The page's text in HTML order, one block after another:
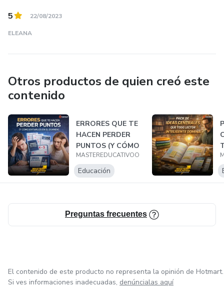
5 22/08/2023
ELEANA
Otros productos de quien creó este
contenido
ERRORES QUE TE
HACEN PERDER
PUNTOS (Y CÓMO
EVITARLOS EN EL
E...
MASTEREDUCATIVOO
Educación
Preguntas frecuentes
El contenido de este producto no representa la opinión de Hotmart.
Si ves informaciones inadecuadas, denúncialas aquí